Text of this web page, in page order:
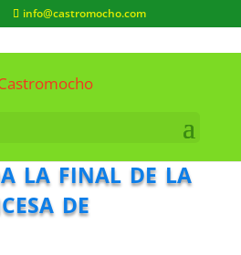
info@castromocho.com
la final de la
de